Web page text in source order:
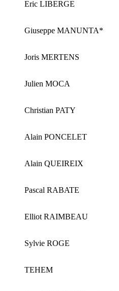
Eric LIBERGE
Giuseppe MANUNTA*
Joris MERTENS
Julien MOCA
Christian PATY
Alain PONCELET
Alain QUEIREIX
Pascal RABATE
Elliot RAIMBEAU
Sylvie ROGE
TEHEM